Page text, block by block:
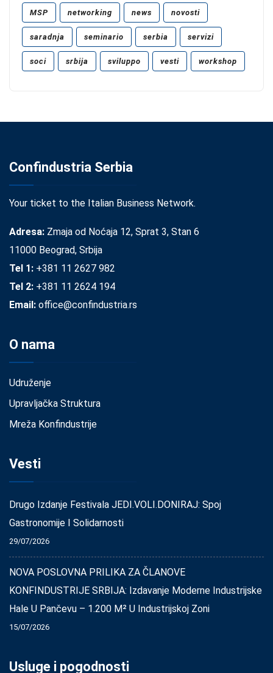
MSP networking news novosti
saradnja seminario serbia servizi
soci srbija sviluppo vesti workshop
Confindustria Serbia
Your ticket to the Italian Business Network.
Adresa: Zmaja od Noćaja 12, Sprat 3, Stan 6
11000 Beograd, Srbija
Tel 1: +381 11 2627 982
Tel 2: +381 11 2624 194
Email: office@confindustria.rs
O nama
Udruženje
Upravljačka Struktura
Mreža Konfindustrije
Vesti
Drugo Izdanje Festivala JEDI.VOLI.DONIRAJ: Spoj
Gastronomije I Solidarnosti
29/07/2026
NOVA POSLOVNA PRILIKA ZA ČLANOVE
KONFINDUSTRIJE SRBIJA: Izdavanje Moderne Industrijske
Hale U Pančevu – 1.200 M² U Industrijskoj Zoni
15/07/2026
Usluge i pogodnosti